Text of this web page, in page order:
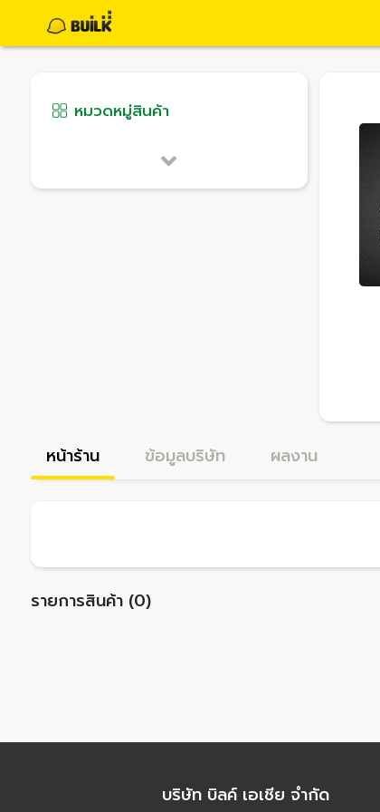
หมวดหมู่สินค้า
หน้าร้าน ข้อมูลบริษัท ผลงาน
รายการสินค้า (0)
บริษัท บิลค์ เอเชีย จำกัด